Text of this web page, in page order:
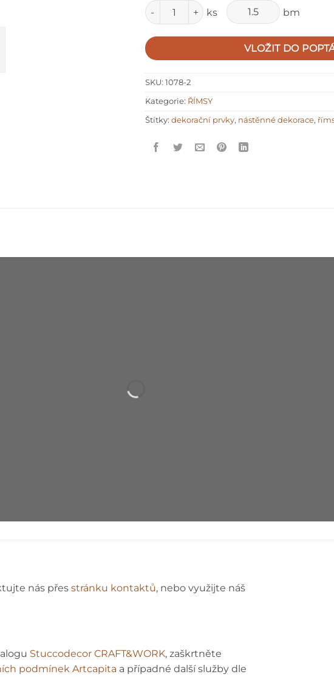
bm
Množství
ks
VLOŽIT DO
SKU: 1078-2
Kategorie: ŘÍMSY
Štítky: dekorační prvky, nástěnné dekorace,
nás přes stránku kontaktů, nebo využijte náš
Stuccodecor CRAFT&WORK, zaškrtněte
podmínek Artcapita a případné další služby dle